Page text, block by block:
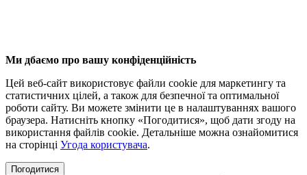
Ми дбаємо про вашу конфіденційність
Цей веб-сайт використовує файли cookie для маркетингу та
статистичних цілей, а також для безпечної та оптимальної
роботи сайту. Ви можете змінити це в налаштуваннях вашого
браузера. Натисніть кнопку «Погодитися», щоб дати згоду на
використання файлів cookie. Детальніше можна ознайомитися
на сторінці Угода користувача.
Погодитися